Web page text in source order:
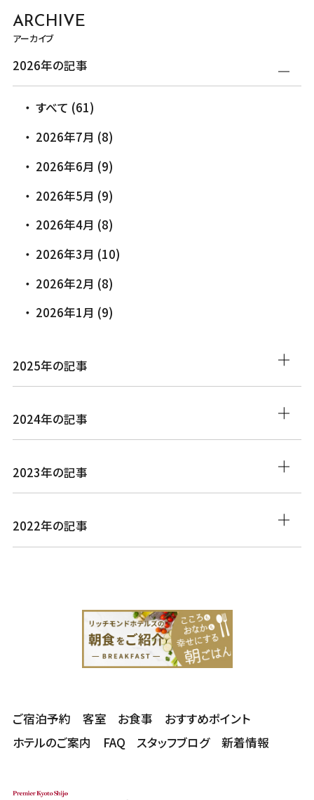
ARCHIVE
アーカイブ
2026年の記事
すべて (61)
2026年7月 (8)
2026年6月 (9)
2026年5月 (9)
2026年4月 (8)
2026年3月 (10)
2026年2月 (8)
2026年1月 (9)
2025年の記事
2024年の記事
2023年の記事
2022年の記事
ご宿泊予約 客室 お食事
おすすめポイント
ホテルのご案内
FAQ スタッフブログ 新着情報